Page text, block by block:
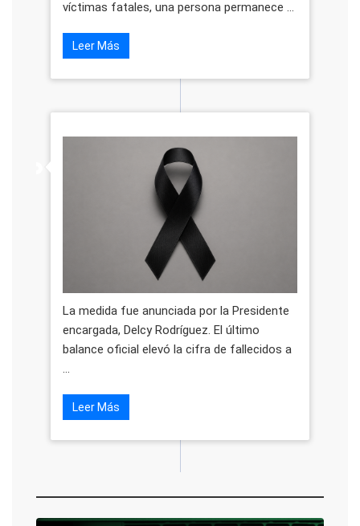
víctimas fatales, una persona permanece ...
Leer Más
La medida fue anunciada por la Presidente
encargada, Delcy Rodríguez. El último
balance oficial elevó la cifra de fallecidos a
Leer Más